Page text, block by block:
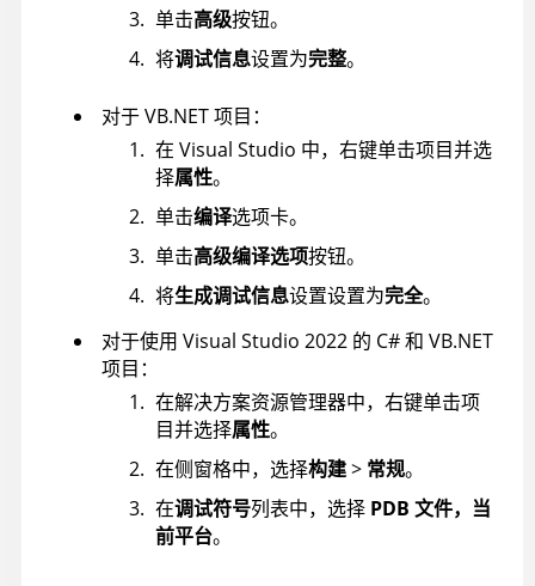
单击高级按钮。
将调试信息设置为完整。
对于 VB.NET 项目：
在 Visual Studio 中，右键单击项目并选
择属性。
单击编译选项卡。
单击高级编译选项按钮。
将生成调试信息设置设置为完全。
对于使用 Visual Studio 2022 的 C# 和 VB.NET
项目：
在解决方案资源管理器中，右键单击项
目并选择属性。
在侧窗格中，选择构建> 常规。
在调试符号列表中，选择 PDB 文件，当
前平台。